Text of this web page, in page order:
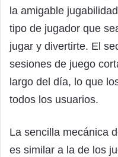
la amigable
tipo de jugador que
jugar y divertirte. El
sesiones de juego
largo del día, lo que
todos los usuarios.
La sencilla mecánica
es similar a la de los